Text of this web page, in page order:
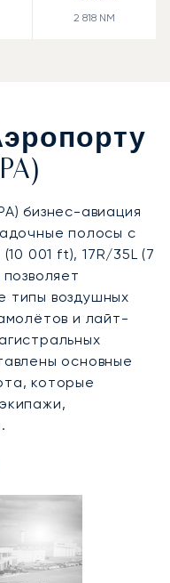
2 818 NM
бизнес-авиация
полосы с
001 ft), 17R/35L (7
типы воздушных
и лайт-
основные
которые